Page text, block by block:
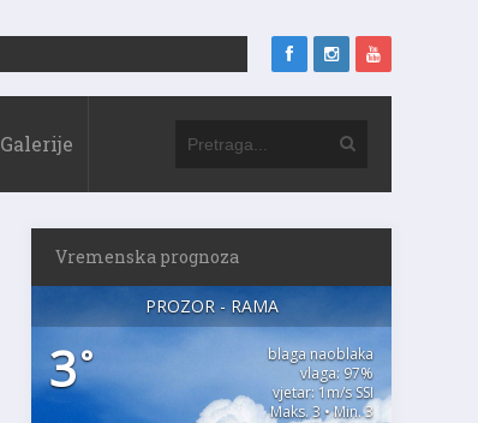
Galerije
Vremenska prognoza
PROZOR - RAMA
3°
blaga naoblaka
vlaga: 97%
vjetar: 1m/s SSI
Maks. 3 • Min. 3